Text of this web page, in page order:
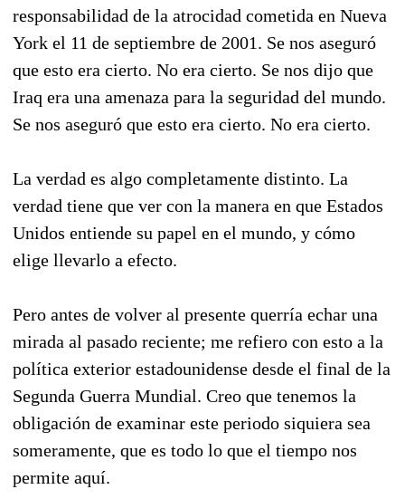
responsabilidad de la atrocidad cometida en Nueva
York el 11 de septiembre de 2001. Se nos aseguró
que esto era cierto. No era cierto. Se nos dijo que
Iraq era una amenaza para la seguridad del mundo.
Se nos aseguró que esto era cierto. No era cierto.
La verdad es algo completamente distinto. La
verdad tiene que ver con la manera en que Estados
Unidos entiende su papel en el mundo, y cómo
elige llevarlo a efecto.
Pero antes de volver al presente querría echar una
mirada al pasado reciente; me refiero con esto a la
política exterior estadounidense desde el final de la
Segunda Guerra Mundial. Creo que tenemos la
obligación de examinar este periodo siquiera sea
someramente, que es todo lo que el tiempo nos
permite aquí.